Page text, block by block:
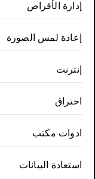
إدارة الأقراص
إعادة لمس الصورة
إنترنت
احتراق
ادوات مكتب
استعادة البيانات